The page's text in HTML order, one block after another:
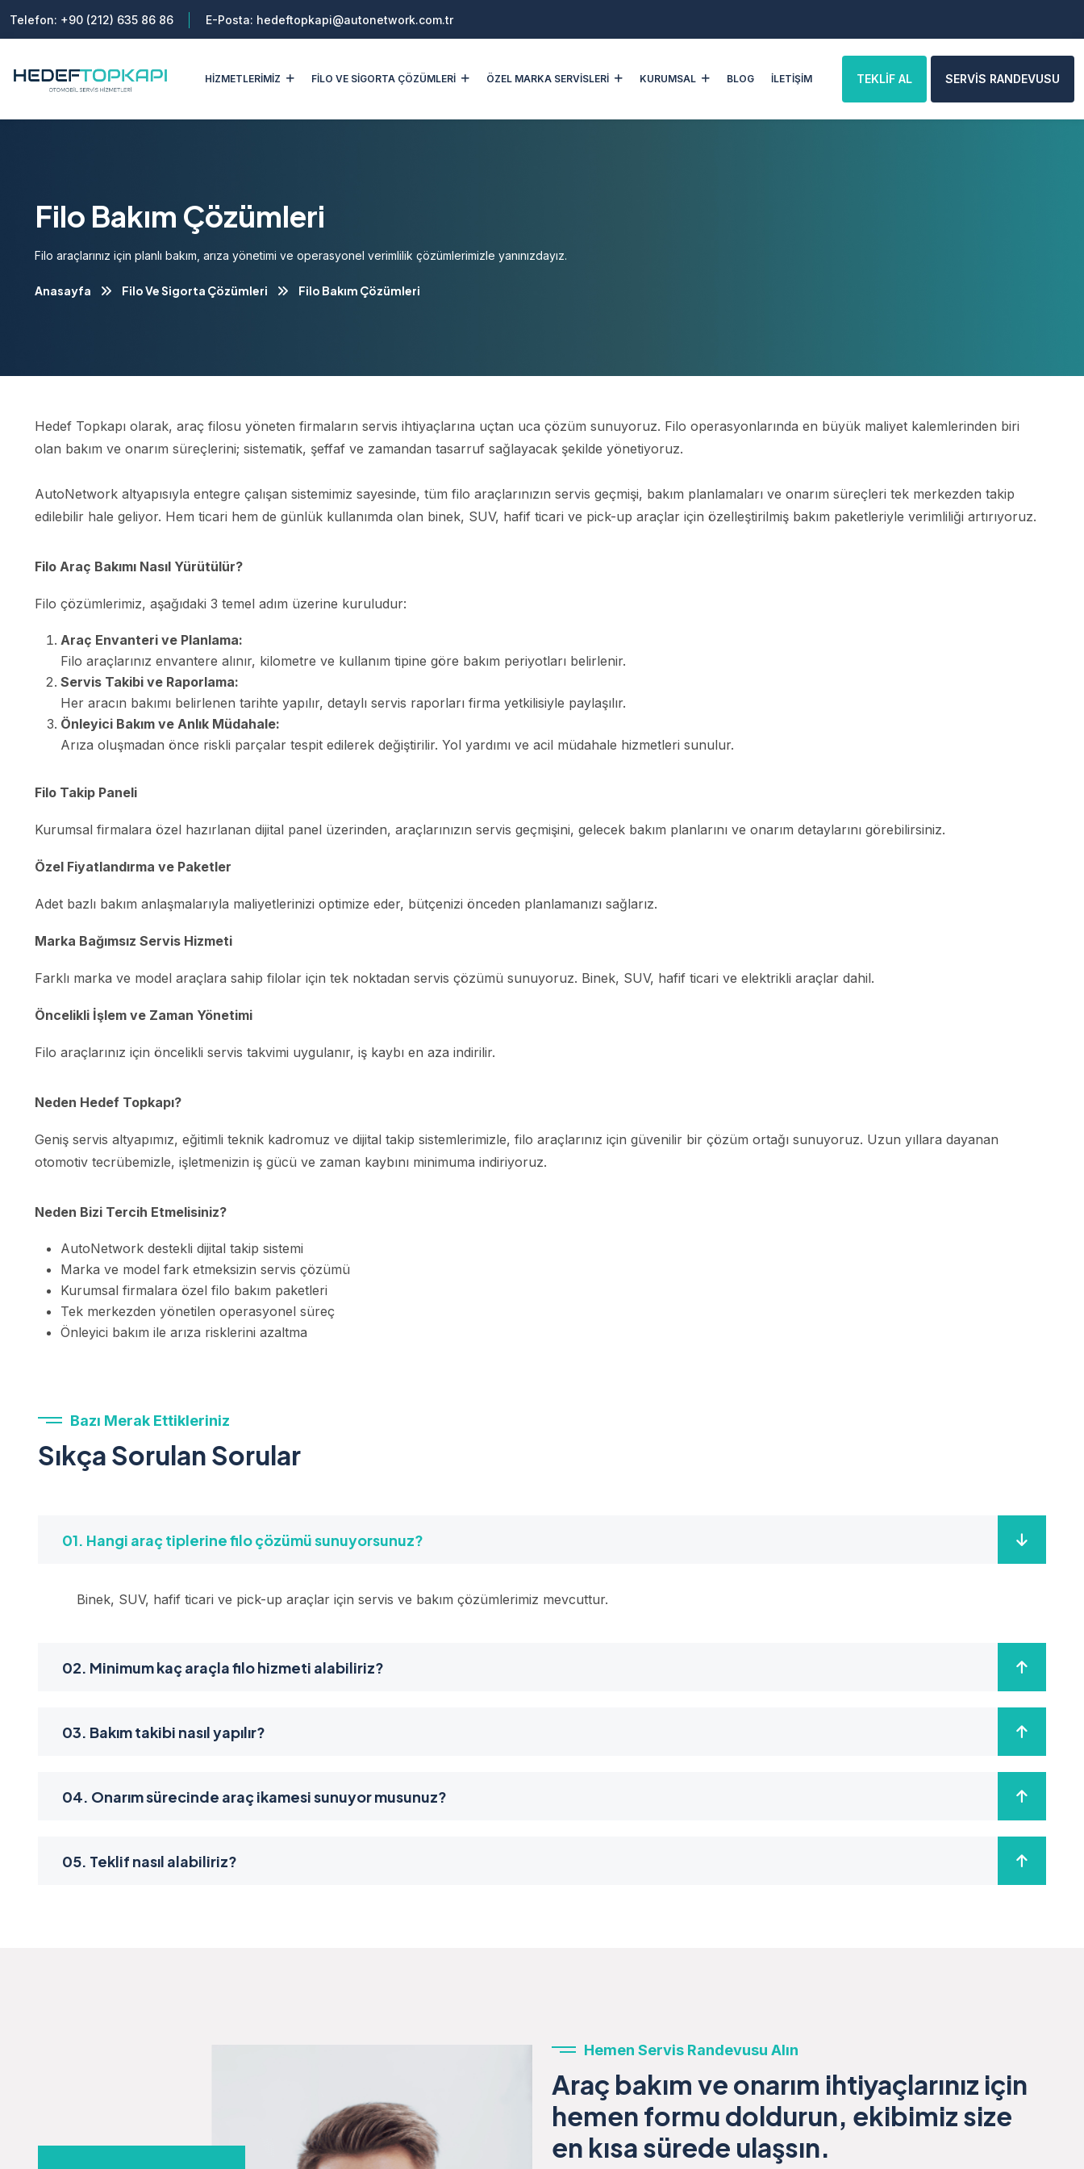
Telefon: +90 (212) 635 86 86 E-Posta: hedeftopkapi@autonetwork.com.tr
HİZMETLERİMİZ FİLO VE SİGORTA ÇÖZÜMLERİ ÖZEL MARKA SERVİSLERİ KURUMSAL BLOG İLETİŞİM TEKLİF AL SERVİS RANDEVUSU
Filo Bakım Çözümleri
Filo araçlarınız için planlı bakım, arıza yönetimi ve operasyonel verimlilik çözümlerimizle yanınızdayız.
Anasayfa Filo Ve Sigorta Çözümleri Filo Bakım Çözümleri
Hedef Topkapı olarak, araç filosu yöneten firmaların servis ihtiyaçlarına uçtan uca çözüm sunuyoruz. Filo operasyonlarında en büyük maliyet kalemlerinden biri
olan bakım ve onarım süreçlerini; sistematik, şeffaf ve zamandan tasarruf sağlayacak şekilde yönetiyoruz.
AutoNetwork altyapısıyla entegre çalışan sistemimiz sayesinde, tüm filo araçlarınızın servis geçmişi, bakım planlamaları ve onarım süreçleri tek merkezden takip
edilebilir hale geliyor. Hem ticari hem de günlük kullanımda olan binek, SUV, hafif ticari ve pick-up araçlar için özelleştirilmiş bakım paketleriyle verimliliği artırıyoruz.
Filo Araç Bakımı Nasıl Yürütülür?
Filo çözümlerimiz, aşağıdaki 3 temel adım üzerine kuruludur:
Araç Envanteri ve Planlama:
Filo araçlarınız envantere alınır, kilometre ve kullanım tipine göre bakım periyotları belirlenir.
Servis Takibi ve Raporlama:
Her aracın bakımı belirlenen tarihte yapılır, detaylı servis raporları firma yetkilisiyle paylaşılır.
Önleyici Bakım ve Anlık Müdahale:
Arıza oluşmadan önce riskli parçalar tespit edilerek değiştirilir. Yol yardımı ve acil müdahale hizmetleri sunulur.
Filo Takip Paneli
Kurumsal firmalara özel hazırlanan dijital panel üzerinden, araçlarınızın servis geçmişini, gelecek bakım planlarını ve onarım detaylarını görebilirsiniz.
Özel Fiyatlandırma ve Paketler
Adet bazlı bakım anlaşmalarıyla maliyetlerinizi optimize eder, bütçenizi önceden planlamanızı sağlarız.
Marka Bağımsız Servis Hizmeti
Farklı marka ve model araçlara sahip filolar için tek noktadan servis çözümü sunuyoruz. Binek, SUV, hafif ticari ve elektrikli araçlar dahil.
Öncelikli İşlem ve Zaman Yönetimi
Filo araçlarınız için öncelikli servis takvimi uygulanır, iş kaybı en aza indirilir.
Neden Hedef Topkapı?
Geniş servis altyapımız, eğitimli teknik kadromuz ve dijital takip sistemlerimizle, filo araçlarınız için güvenilir bir çözüm ortağı sunuyoruz. Uzun yıllara dayanan
otomotiv tecrübemizle, işletmenizin iş gücü ve zaman kaybını minimuma indiriyoruz.
Neden Bizi Tercih Etmelisiniz?
AutoNetwork destekli dijital takip sistemi
Marka ve model fark etmeksizin servis çözümü
Kurumsal firmalara özel filo bakım paketleri
Tek merkezden yönetilen operasyonel süreç
Önleyici bakım ile arıza risklerini azaltma
Bazı Merak Ettikleriniz
Sıkça Sorulan Sorular
01. Hangi araç tiplerine filo çözümü sunuyorsunuz?
Binek, SUV, hafif ticari ve pick-up araçlar için servis ve bakım çözümlerimiz mevcuttur.
02. Minimum kaç araçla filo hizmeti alabiliriz?
03. Bakım takibi nasıl yapılır?
04. Onarım sürecinde araç ikamesi sunuyor musunuz?
05. Teklif nasıl alabiliriz?
Hemen Servis Randevusu Alın
Araç bakım ve onarım ihtiyaçlarınız için
hemen formu doldurun, ekibimiz size
en kısa sürede ulaşsın.